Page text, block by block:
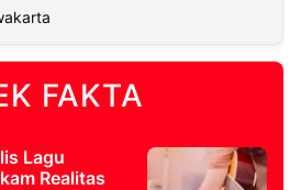
FAKTA
Lagu
Realitas